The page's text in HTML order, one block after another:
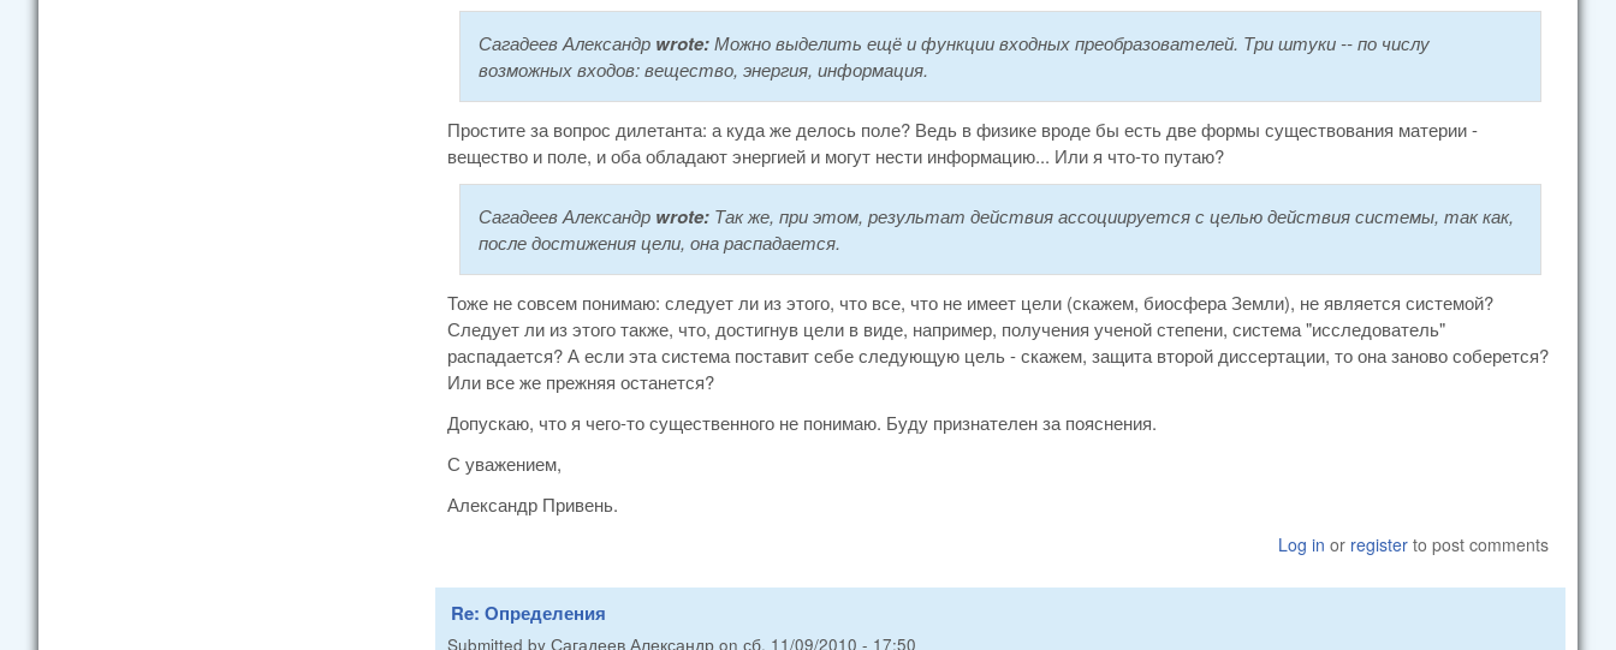
Сагадеев Александр wrote:Можно выделить ещё и функции входных преобразователей. Три штуки -- по числу
возможных входов: вещество, энергия, информация.
Простите за вопрос дилетанта: а куда же делось поле? Ведь в физике вроде бы есть две формы существования материи -
вещество и поле, и оба обладают энергией и могут нести информацию... Или я что-то путаю?
Сагадеев Александр wrote: Так же, при этом, результат действия ассоциируется с целью действия системы, так как,
после достижения цели, она распадается.
Тоже не совсем понимаю: следует ли из этого, что все, что не имеет цели (скажем, биосфера Земли), не является системой?
Следует ли из этого также, что, достигнув цели в виде, например, получения ученой степени, система "исследователь"
распадается? А если эта система поставит себе следующую цель - скажем, защита второй диссертации, то она заново соберется?
Или все же прежняя останется?
Допускаю, что я чего-то существенного не понимаю. Буду признателен за пояснения.
С уважением,
Александр Привень.
Log in or register to post comments
Re: Определения
Submitted by Сагадеев Александр on сб, 11/09/2010 - 17:50